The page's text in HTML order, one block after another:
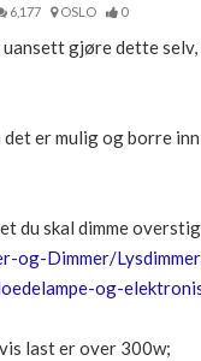
6,177 OSLO 0
gjøre dette selv,
er mulig og borre
du skal dimme
og-Dimmer/
og-
last er over 300w;